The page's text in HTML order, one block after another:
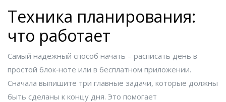
Техника планирования:
что работает
Самый надёжный способ начать – расписать день в
простой блок‑ноте или в бесплатном приложении.
Сначала выпишите три главные задачи, которые должны
быть сделаны к концу дня. Это помогает